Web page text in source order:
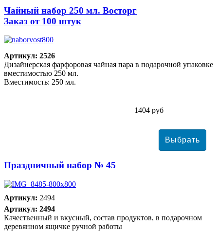
Чайный набор 250 мл. Восторг
Заказ от 100 штук
Артикул: 2526
Дизайнерская фарфоровая чайная пара в подарочной упаковке
вместимостью 250 мл.
Вместимость: 250 мл.
1404 руб
Праздничный набор № 45
Артикул: 2494
Артикул: 2494
Качественный и вкусный, состав продуктов, в подарочном
деревянном ящичке ручной работы